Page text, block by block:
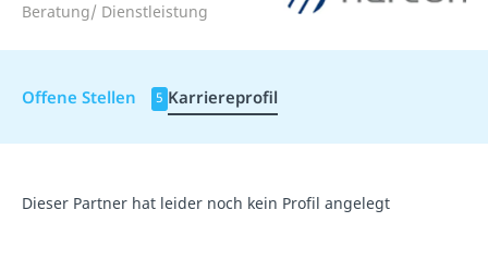
Beratung/ Dienstleistung
Offene Stellen 5 Karriereprofil
Dieser Partner hat leider noch kein Profil angelegt